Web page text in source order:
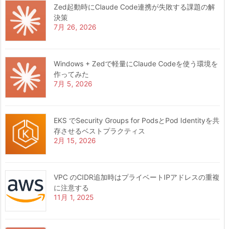
Zed起動時にClaude Code連携が失敗する課題の解
決策
7月 26, 2026
Windows + Zedで軽量にClaude Codeを使う環境を
作ってみた
7月 5, 2026
EKS でSecurity Groups for PodsとPod Identityを共
存させるベストプラクティス
2月 15, 2026
VPC のCIDR追加時はプライベートIPアドレスの重複
に注意する
11月 1, 2025